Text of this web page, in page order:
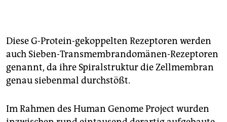
Diese G-Protein-gekoppelten Rezeptoren werden
auch Sieben-Transmembrandomänen-Rezeptoren
genannt, da ihre Spiralstruktur die Zellmembran
genau siebenmal durchstößt.
Im Rahmen des Human Genome Project wurden